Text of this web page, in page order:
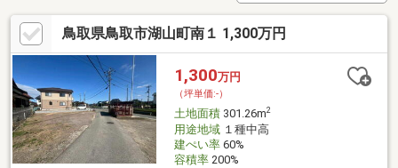
鳥取県鳥取市湖山町南１ 1,300万円
1,300万円
（坪単価:-）
土地面積301.26m2
用途地域１種中高
建ぺい率60%
容積率200%